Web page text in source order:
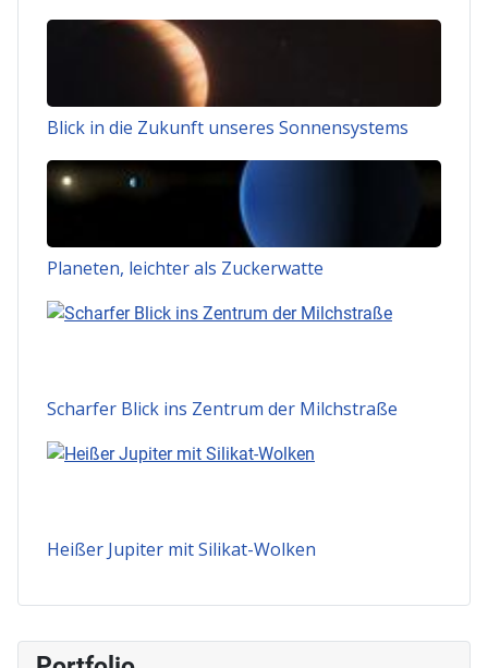
Blick in die Zukunft unseres Sonnensystems
Planeten, leichter als Zuckerwatte
Scharfer Blick ins Zentrum der Milchstraße
Heißer Jupiter mit Silikat-Wolken